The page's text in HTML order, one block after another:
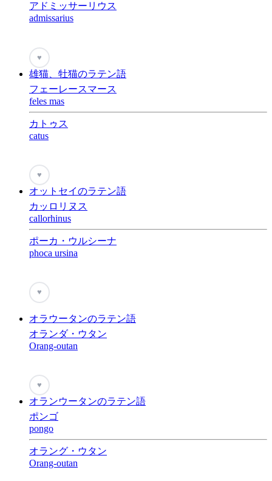
アドミッサーリウス
admissarius
♥
雄猫、牡猫のラテン語
フェーレースマース
feles mas
カトゥス
catus
♥
オットセイのラテン語
カッロリヌス
callorhinus
ポーカ・ウルシーナ
phoca ursina
♥
オラウータンのラテン語
オランダ・ウタン
Orang-outan
♥
オランウータンのラテン語
ポンゴ
pongo
オラング・ウタン
Orang-outan